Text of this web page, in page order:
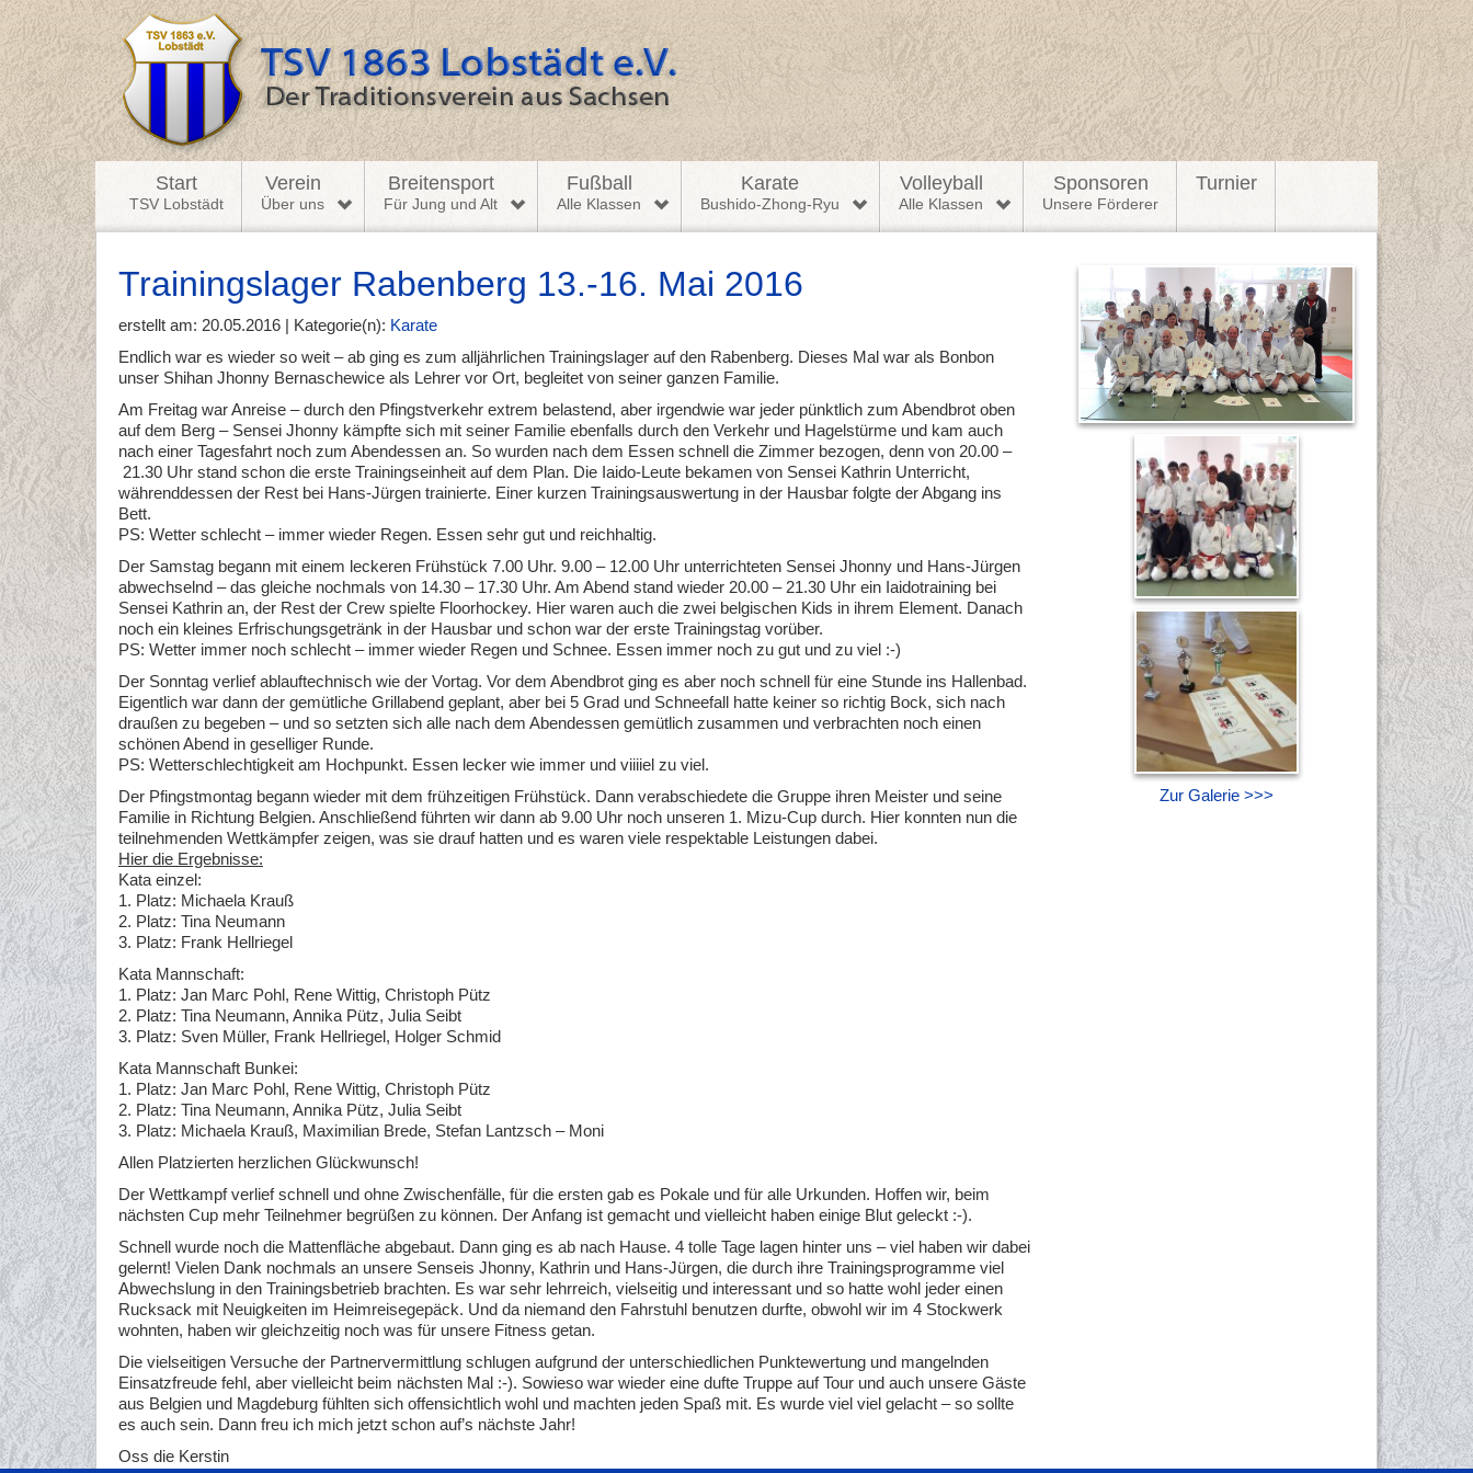
Start
TSV Lobstädt
Verein
Über uns
Breitensport
Für Jung und Alt
Fußball
Alle Klassen
Karate
Bushido-Zhong-Ryu
Volleyball
Alle Klassen
Sponsoren
Unsere Förderer
Turnier
Trainingslager Rabenberg 13.-16. Mai 2016
erstellt am: 20.05.2016 | Kategorie(n): Karate
Endlich war es wieder so weit – ab ging es zum alljährlichen Trainingslager auf den Rabenberg. Dieses Mal war als Bonbon
unser Shihan Jhonny Bernaschewice als Lehrer vor Ort, begleitet von seiner ganzen Familie.
Am Freitag war Anreise – durch den Pfingstverkehr extrem belastend, aber irgendwie war jeder pünktlich zum Abendbrot oben
auf dem Berg – Sensei Jhonny kämpfte sich mit seiner Familie ebenfalls durch den Verkehr und Hagelstürme und kam auch
nach einer Tagesfahrt noch zum Abendessen an. So wurden nach dem Essen schnell die Zimmer bezogen, denn von 20.00 –
21.30 Uhr stand schon die erste Trainingseinheit auf dem Plan. Die Iaido-Leute bekamen von Sensei Kathrin Unterricht,
währenddessen der Rest bei Hans-Jürgen trainierte. Einer kurzen Trainingsauswertung in der Hausbar folgte der Abgang ins
Bett.
PS: Wetter schlecht – immer wieder Regen. Essen sehr gut und reichhaltig.
Der Samstag begann mit einem leckeren Frühstück 7.00 Uhr. 9.00 – 12.00 Uhr unterrichteten Sensei Jhonny und Hans-Jürgen
abwechselnd – das gleiche nochmals von 14.30 – 17.30 Uhr. Am Abend stand wieder 20.00 – 21.30 Uhr ein Iaidotraining bei
Sensei Kathrin an, der Rest der Crew spielte Floorhockey. Hier waren auch die zwei belgischen Kids in ihrem Element. Danach
noch ein kleines Erfrischungsgetränk in der Hausbar und schon war der erste Trainingstag vorüber.
PS: Wetter immer noch schlecht – immer wieder Regen und Schnee. Essen immer noch zu gut und zu viel :-)
Der Sonntag verlief ablauftechnisch wie der Vortag. Vor dem Abendbrot ging es aber noch schnell für eine Stunde ins Hallenbad.
Eigentlich war dann der gemütliche Grillabend geplant, aber bei 5 Grad und Schneefall hatte keiner so richtig Bock, sich nach
draußen zu begeben – und so setzten sich alle nach dem Abendessen gemütlich zusammen und verbrachten noch einen
schönen Abend in geselliger Runde.
PS: Wetterschlechtigkeit am Hochpunkt. Essen lecker wie immer und viiiiel zu viel.
Der Pfingstmontag begann wieder mit dem frühzeitigen Frühstück. Dann verabschiedete die Gruppe ihren Meister und seine
Familie in Richtung Belgien. Anschließend führten wir dann ab 9.00 Uhr noch unseren 1. Mizu-Cup durch. Hier konnten nun die
teilnehmenden Wettkämpfer zeigen, was sie drauf hatten und es waren viele respektable Leistungen dabei.
Hier die Ergebnisse:
Kata einzel:
1. Platz: Michaela Krauß
2. Platz: Tina Neumann
3. Platz: Frank Hellriegel
Kata Mannschaft:
1. Platz: Jan Marc Pohl, Rene Wittig, Christoph Pütz
2. Platz: Tina Neumann, Annika Pütz, Julia Seibt
3. Platz: Sven Müller, Frank Hellriegel, Holger Schmid
Kata Mannschaft Bunkei:
1. Platz: Jan Marc Pohl, Rene Wittig, Christoph Pütz
2. Platz: Tina Neumann, Annika Pütz, Julia Seibt
3. Platz: Michaela Krauß, Maximilian Brede, Stefan Lantzsch – Moni
Allen Platzierten herzlichen Glückwunsch!
Der Wettkampf verlief schnell und ohne Zwischenfälle, für die ersten gab es Pokale und für alle Urkunden. Hoffen wir, beim
nächsten Cup mehr Teilnehmer begrüßen zu können. Der Anfang ist gemacht und vielleicht haben einige Blut geleckt :-).
Schnell wurde noch die Mattenfläche abgebaut. Dann ging es ab nach Hause. 4 tolle Tage lagen hinter uns – viel haben wir dabei
gelernt! Vielen Dank nochmals an unsere Senseis Jhonny, Kathrin und Hans-Jürgen, die durch ihre Trainingsprogramme viel
Abwechslung in den Trainingsbetrieb brachten. Es war sehr lehrreich, vielseitig und interessant und so hatte wohl jeder einen
Rucksack mit Neuigkeiten im Heimreisegepäck. Und da niemand den Fahrstuhl benutzen durfte, obwohl wir im 4 Stockwerk
wohnten, haben wir gleichzeitig noch was für unsere Fitness getan.
Die vielseitigen Versuche der Partnervermittlung schlugen aufgrund der unterschiedlichen Punktewertung und mangelnden
Einsatzfreude fehl, aber vielleicht beim nächsten Mal :-). Sowieso war wieder eine dufte Truppe auf Tour und auch unsere Gäste
aus Belgien und Magdeburg fühlten sich offensichtlich wohl und machten jeden Spaß mit. Es wurde viel viel gelacht – so sollte
es auch sein. Dann freu ich mich jetzt schon auf’s nächste Jahr!
Oss die Kerstin
Zur Galerie >>>